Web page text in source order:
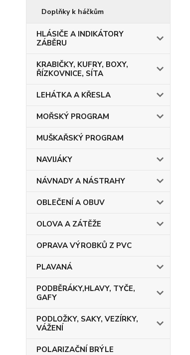
Doplňky k háčkům
HLÁSIČE A INDIKÁTORY
ZÁBĚRU
KRABIČKY, KUFRY, BOXY,
ŘÍZKOVNICE, SÍTA
LEHÁTKA A KŘESLA
MOŘSKÝ PROGRAM
MUŠKAŘSKÝ PROGRAM
NAVIJÁKY
NÁVNADY A NÁSTRAHY
OBLEČENÍ A OBUV
OLOVA A ZÁTĚŽE
OPRAVA VÝROBKŮ Z PVC
PLAVANÁ
PODBĚRÁKY,HLAVY, TYČE,
GAFY
PODLOŽKY, SAKY, VEZÍRKY,
VÁŽENÍ
POLARIZAČNÍ BRÝLE